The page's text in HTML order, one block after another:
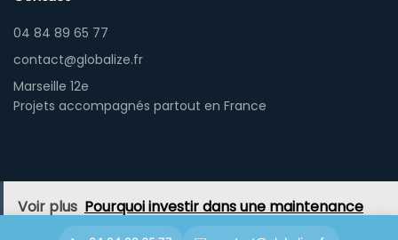
04 84 89 65 77
contact@globalize.fr
Marseille 12e
Projets accompagnés partout en France
Voir plus Pourquoi investir dans une maintenance